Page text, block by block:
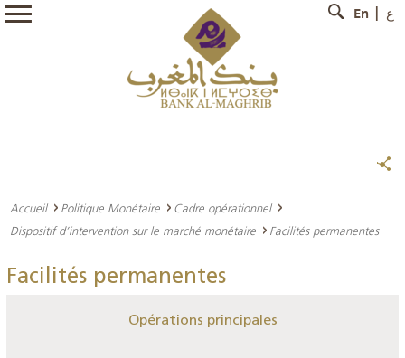
En ع
Accueil Politique Monétaire
Cadre opérationnel
Dispositif d’intervention sur le marché monétaire
Facilités permanentes
Facilités permanentes
Opérations principales